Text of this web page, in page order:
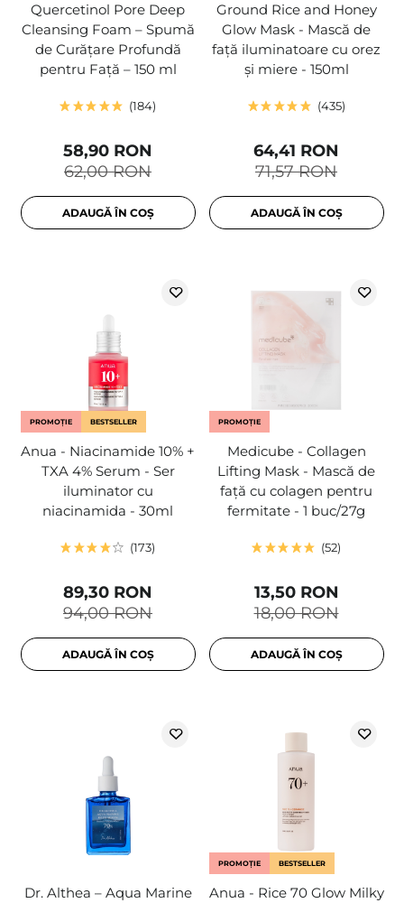
Quercetinol Pore Deep
Cleansing Foam – Spumă
de Curățare Profundă
pentru Față – 150 ml
184
62,00 RON
58,90 RON
ADAUGĂ ÎN COȘ
Ground Rice and Honey
Glow Mask - Mască de
față iluminatoare cu orez
și miere - 150ml
435
71,57 RON
64,41 RON
ADAUGĂ ÎN COȘ
PROMOȚIE BESTSELLER
Anua - Niacinamide 10% +
TXA 4% Serum - Ser
iluminator cu
niacinamida - 30ml
173
94,00 RON
89,30 RON
ADAUGĂ ÎN COȘ
PROMOȚIE
Medicube - Collagen
Lifting Mask - Mască de
față cu colagen pentru
fermitate - 1 buc/27g
52
18,00 RON
13,50 RON
ADAUGĂ ÎN COȘ
Dr. Althea – Aqua Marine
PROMOȚIE BESTSELLER
Anua - Rice 70 Glow Milky